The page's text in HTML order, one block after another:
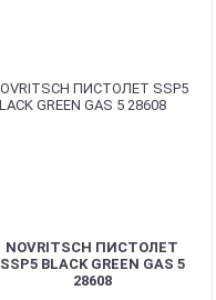
NOVRITSCH ПИСТОЛЕТ
SSP5 BLACK GREEN GAS 5
28608